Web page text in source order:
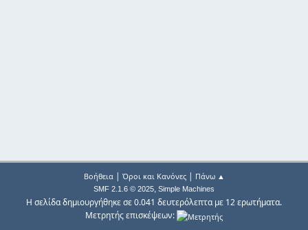
Βοήθεια| Όροι και Κανόνες| Πάνω ▲
SMF 2.1.6 © 2025, Simple Machines
Η σελίδα δημιουργήθηκε σε 0.041 δευτερόλεπτα με 12 ερωτήματα.
Μετρητής επισκέψεων: